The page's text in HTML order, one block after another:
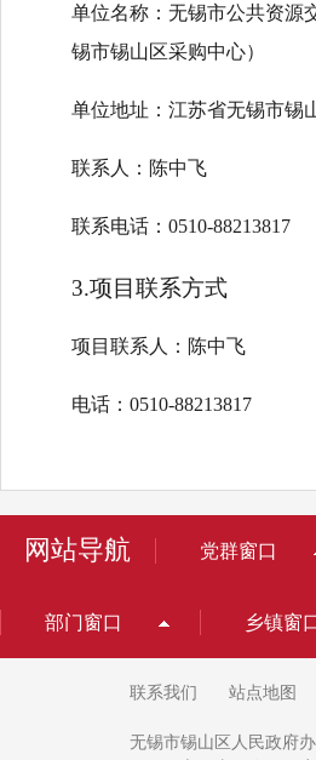
单位名称：无锡市公共资源
锡市锡山区采购中心）
单位地址：江苏省无锡市锡
联系人：陈中飞
联系电话：0510-88213817
3.项目联系方式
项目联系人：陈中飞
电话：0510-88213817
网站导航 党群窗口
部门窗口 乡镇窗
联系我们 站点地图
无锡市锡山区人民政府